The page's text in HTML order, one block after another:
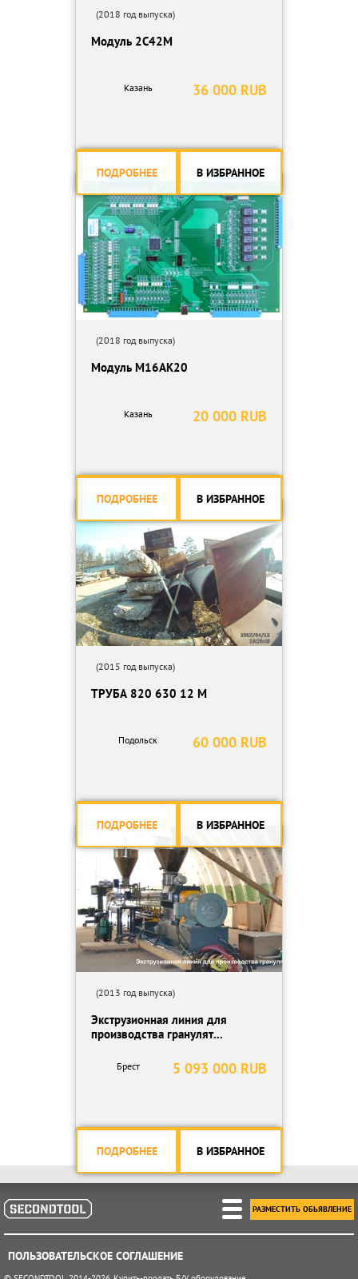
(2018 год выпуска)
Модуль 2С42М
36 000 RUB
Казань
ПОДРОБНЕЕ В ИЗБРАННОЕ
(2018 год выпуска)
Модуль М16АК20
20 000 RUB
Казань
ПОДРОБНЕЕ В ИЗБРАННОЕ
(2015 год выпуска)
ТРУБА 820 630 12 М
60 000 RUB
Подольск
ПОДРОБНЕЕ В ИЗБРАННОЕ
(2013 год выпуска)
Экструзионная линия для
производства гранулят...
5 093 000 RUB
Брест
ПОДРОБНЕЕ В ИЗБРАННОЕ
ПОЛЬЗОВАТЕЛЬСКОЕ СОГЛАШЕНИЕ
РАЗМЕСТИТЬ ОБЬЯВЛЕНИЕ